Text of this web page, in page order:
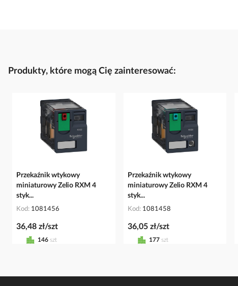
Produkty, które mogą Cię zainteresować:
Przekaźnik wtykowy
miniaturowy Zelio RXM 4
styk...
Kod 1081456
36,48 zł/szt
146 szt
Przekaźnik wtykowy
miniaturowy Zelio RXM 4
styk...
Kod 1081458
36,05 zł/szt
177 szt